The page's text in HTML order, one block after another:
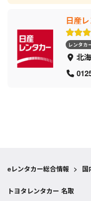
日産
レンタカ
北
eレンタカー総合情報 > 国
トヨタレンタカー 名取